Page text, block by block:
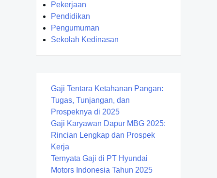
Pekerjaan
Pendidikan
Pengumuman
Sekolah Kedinasan
Gaji Tentara Ketahanan Pangan:
Tugas, Tunjangan, dan
Prospeknya di 2025
Gaji Karyawan Dapur MBG 2025:
Rincian Lengkap dan Prospek
Kerja
Ternyata Gaji di PT Hyundai
Motors Indonesia Tahun 2025